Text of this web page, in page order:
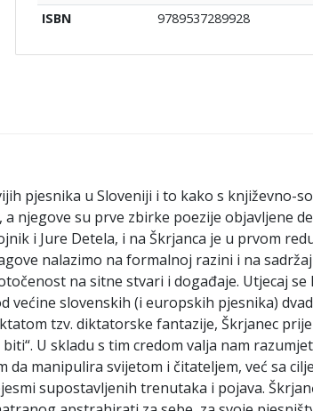
ISBN
9789537289928
pjesnika u Sloveniji i to kako s književno-
njegove su prve zbirke poezije objavljene
i Jure Detela, i na Škrjanca je u prvom
nalazimo na formalnoj razini i na
na sitne stvari i događaje. Utjecaj
slovenskih (i europskih pjesnika)
tzv. diktatorske fantazije, Škrjanec
U skladu s tim credom valja nam
da manipulira svijetom i čitateljem, već sa
supostavljenih trenutaka i pojava.